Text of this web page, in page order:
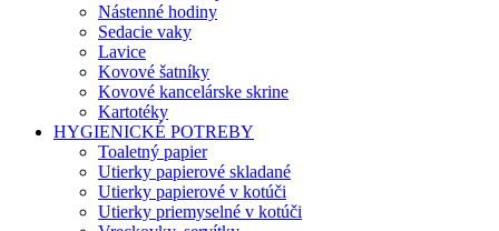
Nástenné hodiny
Sedacie vaky
Lavice
Kovové šatníky
Kovové kancelárske skrine
Kartotéky
HYGIENICKÉ POTREBY
Toaletný papier
Utierky papierové skladané
Utierky papierové v kotúči
Utierky priemyselné v kotúči